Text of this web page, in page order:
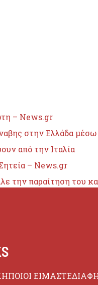
– News.gr
στην Ελλάδα
από την Ιταλία
– News.gr
την παραίτηση του
ΠΟΙΟΙ ΕΙΜΑΣΤΕ